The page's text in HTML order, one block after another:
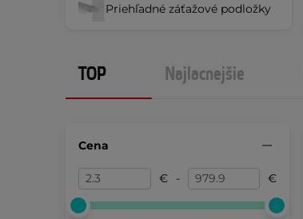
Priehľadné záťažové podložky
TOP Najlacnejšie
Cena
€ - €